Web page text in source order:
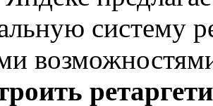
систему